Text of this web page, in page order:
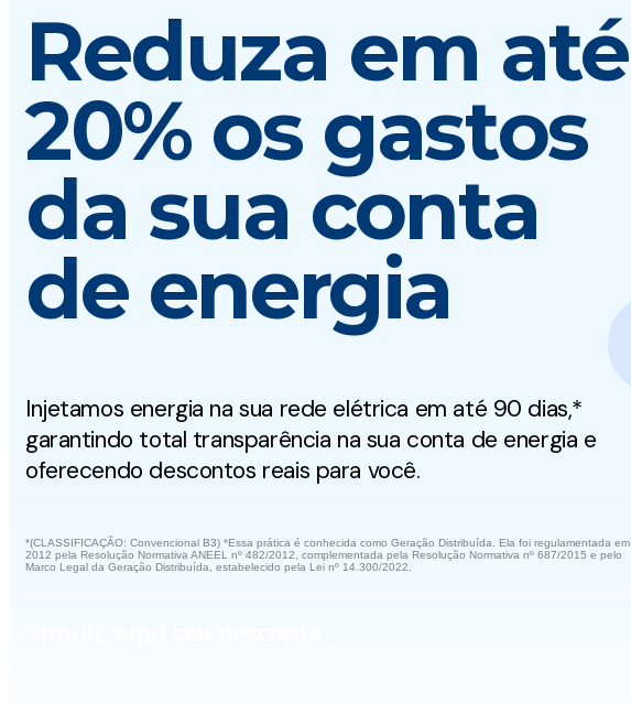
Reduza em até
20% os gastos
da sua conta
de energia
Injetamos energia na sua rede elétrica em até 90 dias,*
garantindo total transparência na sua conta de energia e
oferecendo descontos reais para você.
*(CLASSIFICAÇÃO: Convencional B3) *Essa prática é conhecida como Geração Distribuída. Ela foi regulamentada em
2012 pela Resolução Normativa ANEEL nº 482/2012, complementada pela Resolução Normativa nº 687/2015 e pelo
Marco Legal da Geração Distribuída, estabelecido pela Lei nº 14.300/2022.